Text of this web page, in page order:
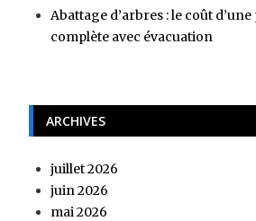
Abattage d’arbres : le coût
complète avec évacuation
ARCHIVES
juillet 2026
juin 2026
mai 2026